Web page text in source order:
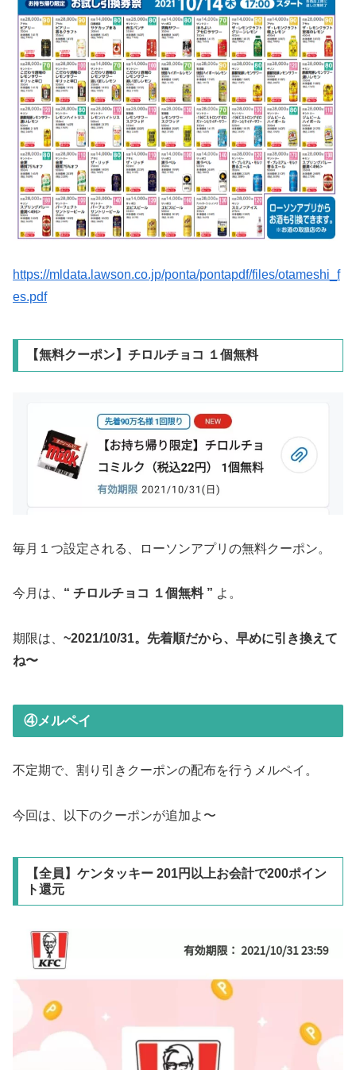
https://mldata.lawson.co.jp/ponta/pontapdf/files/otameshi_f
es.pdf
【無料クーポン】チロルチョコ １個無料
毎月１つ設定される、ローソンアプリの無料クーポン。
今月は、 “ チロルチョコ １個無料 ” よ。
期限は、 ~2021/10/31。先着順だから、早めに引き換えて
ね〜
④メルペイ
不定期で、割り引きクーポンの配布を行うメルペイ。
今回は、以下のクーポンが追加よ〜
【全員】ケンタッキー 201円以上お会計で200ポイン
ト還元